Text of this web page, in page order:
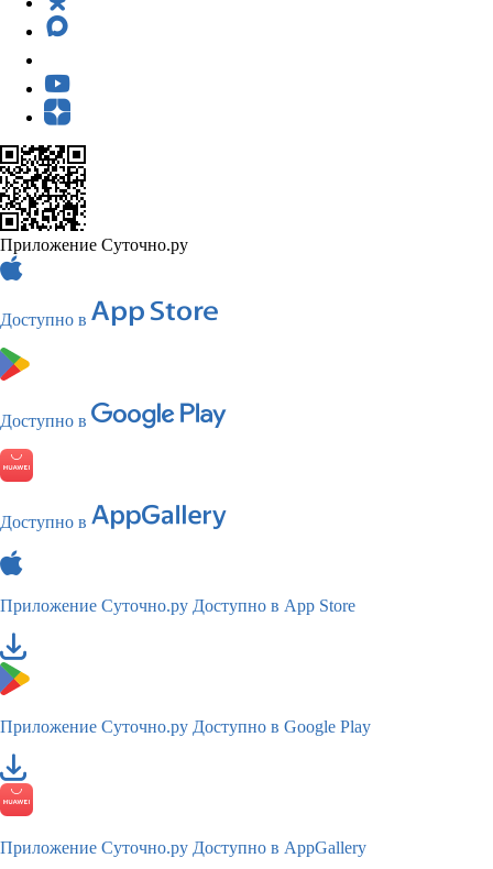
Приложение Суточно.ру
Доступно в
Доступно в
Доступно в
Приложение Суточно.ру Доступно в App Store
Приложение Суточно.ру Доступно в Google Play
Приложение Суточно.ру Доступно в AppGallery